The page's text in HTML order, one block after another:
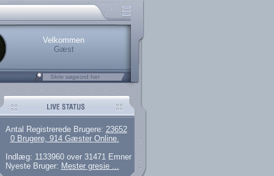
brugere
artikler og 135 guides
her.
Velkommen
Gæst
Antal Registrerede Brugere: 23652
0 Brugere, 914 Gæster Online.
Indlæg: 1133960 over 31471 Emner
Nyeste Bruger: Mester gresie ...